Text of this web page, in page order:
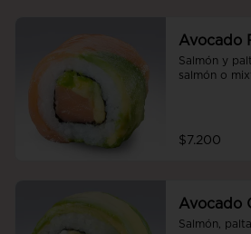
Salmón y
salmón o
$7.200
Avocado
Salmón,